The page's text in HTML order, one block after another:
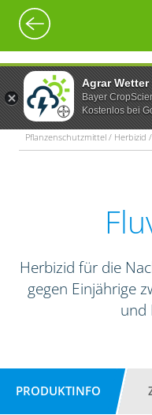
Agrar Wetter
Bayer
Kostenlos bei
Pflanzenschutzmittel / Herbizid
Herbizid für die
gegen Einjährige
und
PRODUKTINFO